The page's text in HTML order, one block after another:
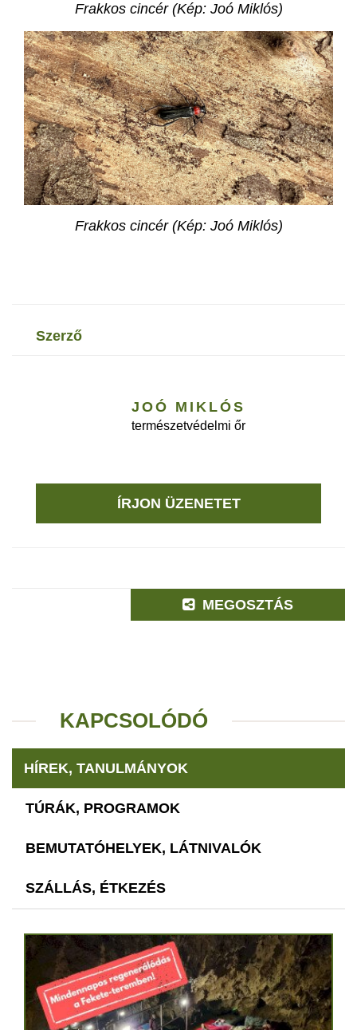
Frakkos cincér (Kép: Joó Miklós)
Frakkos cincér (Kép: Joó Miklós)
szerző
JOÓ MIKLÓS
természetvédelmi őr
ÍRJON ÜZENETET
MEGOSZTÁS
KAPCSOLÓDÓ
HÍREK, TANULMÁNYOK
TÚRÁK, PROGRAMOK
BEMUTATÓHELYEK, LÁTNIVALÓK
SZÁLLÁS, ÉTKEZÉS